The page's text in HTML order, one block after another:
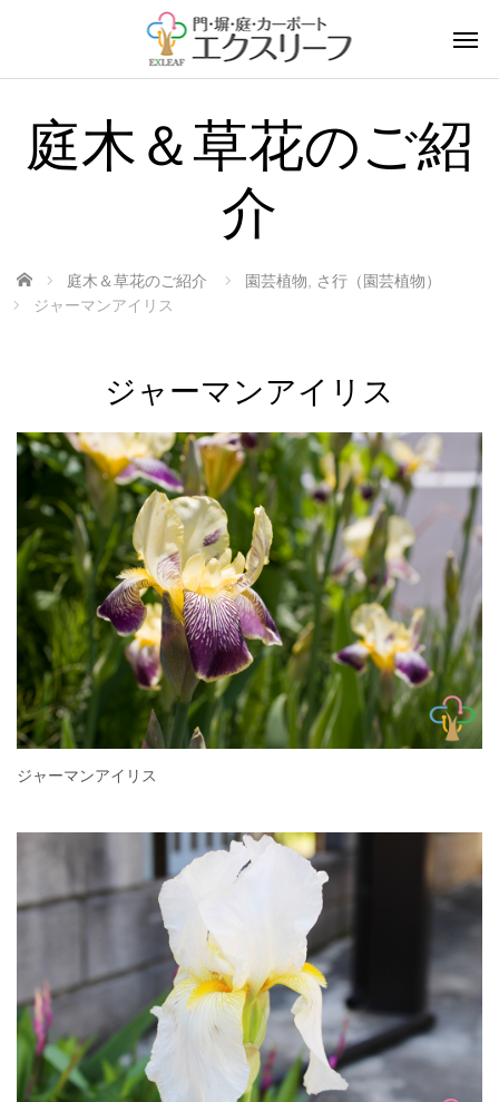
庭木＆草花のご紹
介
ホーム 庭木＆草花のご紹介 園芸植物
さ行（園芸植物）
ジャーマンアイリス
ジャーマンアイリス
ジャーマンアイリス